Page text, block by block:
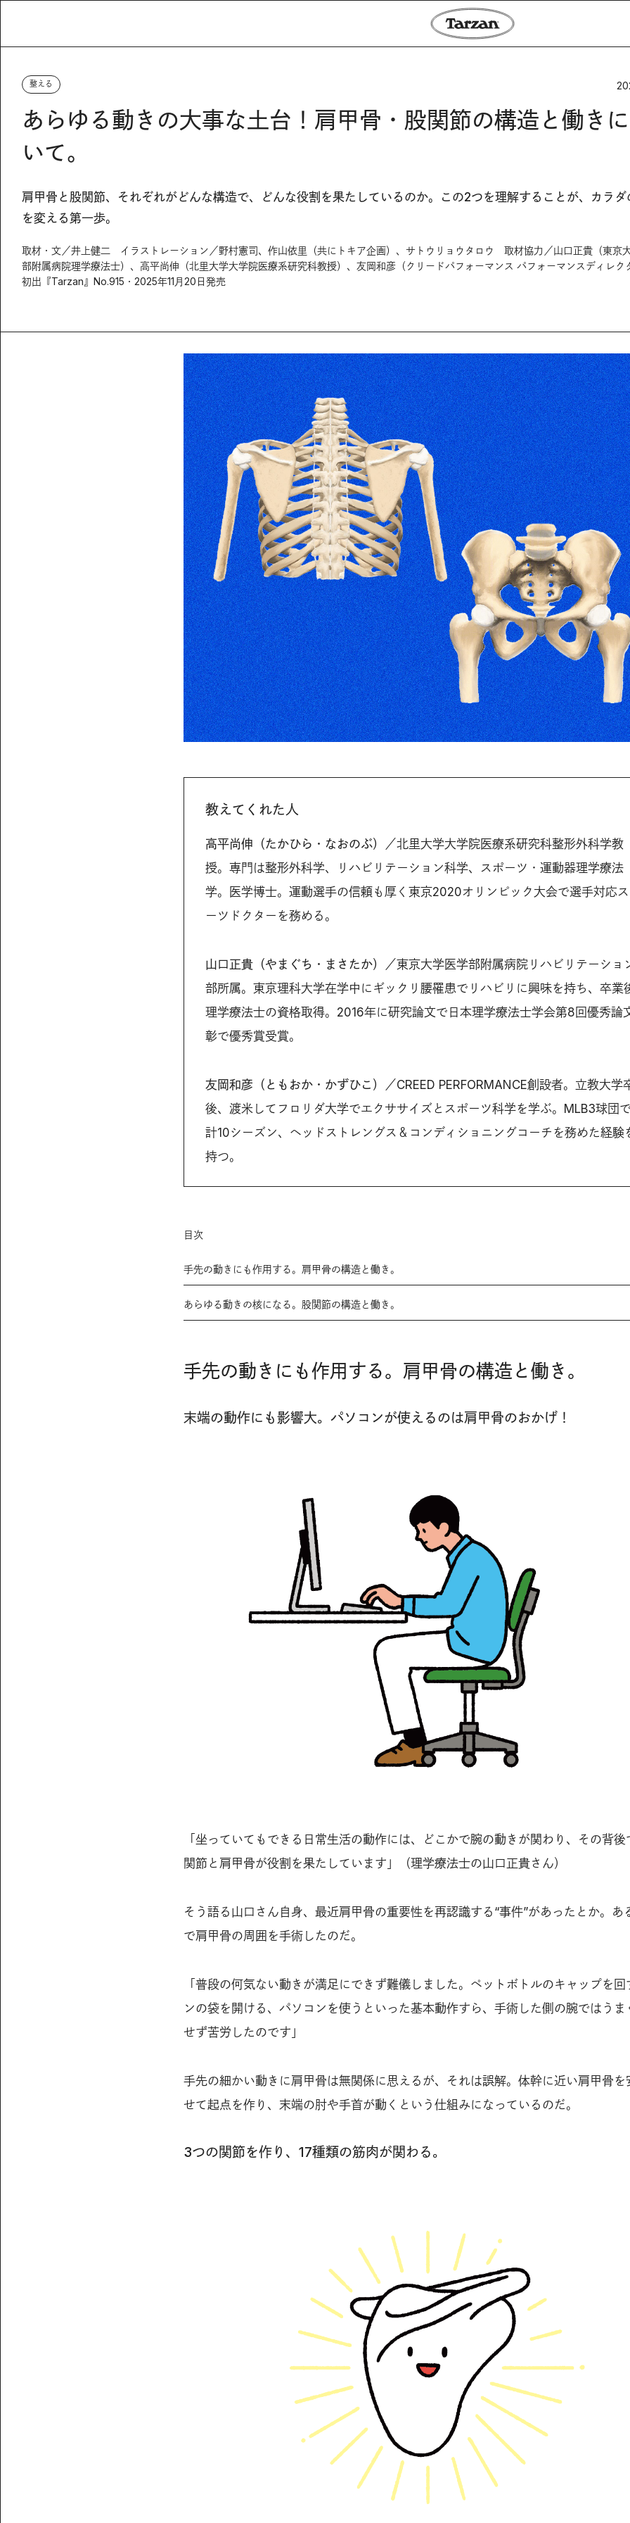
整える
あらゆる動きの大事な土台！肩甲骨・股関節の構造と働き
いて。
肩甲骨と股関節、それぞれがどんな構造で、どんな役割を果たしているのか。この2つを理解することが、カラダ
を変える第一歩。
取材・文／井上健二 イラストレーション／野村憲司、作山依里（共にトキア企画）、サトウリョウタロウ 取材協力／山口正貴（東京
部附属病院理学療法士）、高平尚伸（北里大学大学院医療系研究科教授）、友岡和彦（クリードパフォーマンス パフォーマンスディレク
初出『Tarzan』No.915・2025年11月20日発売
教えてくれた人
高平尚伸（たかひら・なおのぶ）
／北里大学大学院医療系研究科整形外科学教
授。専門は整形外科学、リハビリテーション科学、スポーツ・運動器理学療法
学。医学博士。運動選手の信頼も厚く東京2020オリンピック大会で選手対応
ーツドクターを務める。
山口正貴（やまぐち・まさたか）
／東京大学医学部附属病院リハビリテーショ
部所属。東京理科大学在学中にギックリ腰罹患でリハビリに興味を持ち、卒業
理学療法士の資格取得。2016年に研究論文で日本理学療法士学会第8回優秀論
彰で優秀賞受賞。
友岡和彦（ともおか・かずひこ）
／CREED PERFORMANCE創設者。立教大学
後、渡米してフロリダ大学でエクササイズとスポーツ科学を学ぶ。MLB3球団
計10シーズン、ヘッドストレングス＆コンディショニングコーチを務めた経験
持つ。
目次
手先の動きにも作用する。肩甲骨の構造と働き。
あらゆる動きの核になる。股関節の構造と働き。
手先の動きにも作用する。肩甲骨の構造と働き。
末端の動作にも影響大。パソコンが使えるのは肩甲骨のおかげ！
「坐っていてもできる日常生活の動作には、どこかで腕の動きが関わり、その背後
関節と肩甲骨が役割を果たしています」（理学療法士の山口正貴さん）
そう語る山口さん自身、最近肩甲骨の重要性を再認識する“事件”があったとか。あ
で肩甲骨の周囲を手術したのだ。
「普段の何気ない動きが満足にできず難儀しました。ペットボトルのキャップを回
ンの袋を開ける、パソコンを使うといった基本動作すら、手術した側の腕ではうま
せず苦労したのです」
手先の細かい動きに肩甲骨は無関係に思えるが、それは誤解。体幹に近い肩甲骨を
せて起点を作り、末端の肘や手首が動くという仕組みになっているのだ。
3つの関節を作り、17種類の筋肉が関わる。